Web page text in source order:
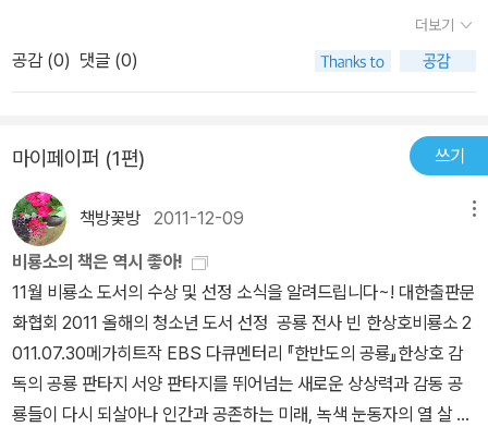
에 빨대로 물감불기도 시도해봤는데...패스트푸드점에 있는 굵고 긴
ㅠ.ㅜ 암튼, <난 별이 참 좋아>를 읽고 간단히 자기가 좋아하는 자동
차를 이용해서 물감놀이도 해보고 즉흥시도 지어보면서 놀았는데..
매일 책에 나온거 따라하기만 하던 독후활동보다 아이가 직접 선택해
서 한 활동이라 더욱 즐거웠던 것 같네요.^^
본 도서는 '연못지기 12기' 5차 미션을 위해 출판사 '비룡소'에서 제공
함. *
엄청나게 많은 작품을 썼음에도 불구하고 그 양에 질이 눌리지 않았
으니가히 천재라고 불리기에 손색이 없더군요. 그녀가 죽은지 반세기
위한 그림책으로 유명한 그녀가 살아생전 아이가 없었다는 아이러니
는 짠하네요. 그럼 『난 별이 참 좋아』는 어떤 작품인지 같이 읽어봐
요. 난 씨앗이 참 좋아. 사실 마거릿 와이즈 브라운의 글은 이미 정
평이 날대로 났으니 새삼 놀라울 것도 없었어요.하지만 책장을 펼치
자 마자 감탄한건 바로 박해남 작가의 그림이었답니다. 꿇리지 않는
구나! 한 장을 가득 채우는 커다란 노란 새의 콜라쥬를 보자마자 이런
세속적인 생각이 먼저 들었네요 ㅋ 난 물고기가 참 좋아.난 사람
들이 참 좋아. 30개월 저희 아드님도 '좋아'라는 말을 하루에도 몇
번씩 자주 쓴답니다.이 연령대 아이들은 아마 다 그럴꺼에요.도치 엄
마라 세상에서 좋아, 라는 문맥이 어색한 말을 할때면 어찌나 사랑스
찢어지지 않는 보드북이구요.양장본도 있더라구요. 밤하늘에 노란색
으로 빛나는 별위에 강아지, 고양이, 새가 나란히 앉아 그려내는우리
네 자연의 아름다움이 담긴 책. 먼저 하늘에 사는 새가 나와 난 씨앗
여져있는가하면 바탕에는 천에 자수로 무늬를 주었고 들판은 콜라쥬
기법을 활용했어요. 제가 이 책에 더 손이 가는 이유가평범하지 않는
요 일러스트들이 아이의 창의성을 자극하고 호기심 또한 불러일으킨
다는 점이예요. 욕심이 있다면 입체적으로 만져봤으면 하는 생각이
들긴하지만평면으로나마 입체의 효과가 나는 책. 그리곤 땅속 씨앗
과 땅위 식물들의 조합을 알 수 있는겨자씨, 무씨, 옥수수 씨 등의 다
양한 식물들이 등장하죠.역시 실사도 포함되어 있는 다양한 콜라쥬
기법 보이시죠? 글 그리곤 강아지가 말해요. 난 물고기가 참 좋아.강
아지 또한 털의 느낌을 살리기위해 천에 자수를 넣었네요.왠지 고양
더보기
공감 (0) 댓글 (0)
마이페이퍼 (1편) 쓰기
책방꽃방 2011-12-09
비룡소의 책은 역시 좋아!
11월 비룡소 도서의 수상 및 선정 소식을 알려드립니다~! 대한출판문
화협회 2011 올해의 청소년 도서 선정 공룡 전사 빈 한상호비룡소 2
011.07.30메가히트작 EBS 다큐멘터리 『한반도의 공룡』한상호 감
독의 공룡 판타지 서양 판타지를 뛰어넘는 새로운 상상력과 감동 공
룡들이 다시 되살아나 인간과 공존하는 미래, 녹색 눈동자의 열 살 소